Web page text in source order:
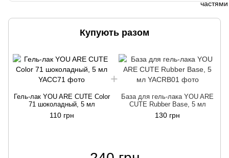
Купують разом
Гель-лак YOU ARE CUTE Color
71 шоколадный, 5 мл
110 грн
База для гель-лака YOU ARE
CUTE Rubber Base, 5 мл
130 грн